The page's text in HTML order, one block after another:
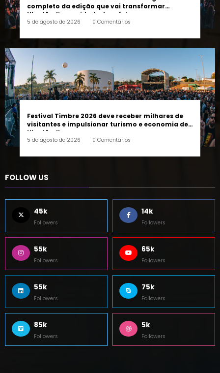
Tudo sobre o Festival Timbre 2026: o guia
Uberlândia na cidade da música
Festival Timbre 2026 deve receber milhares de
Uberlândia
FOLLOW US
45k
Followers
14k
Followers
55k
Followers
65k
Followers
55k
Followers
75k
Followers
85k
Followers
5k
Followers